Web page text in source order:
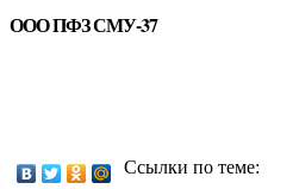
ООО ПФЗ СМУ-37
Ссылки по теме: